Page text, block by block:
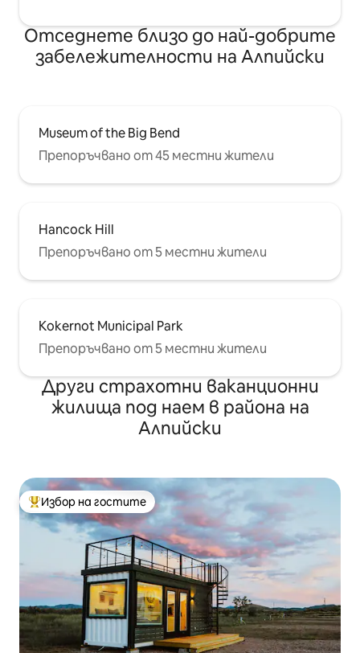
Отседнете близо до най-добрите
забележителности на Алпийски
Museum of the Big Bend
Препоръчвано от 45 местни жители
Hancock Hill
Препоръчвано от 5 местни жители
Kokernot Municipal Park
Препоръчвано от 5 местни жители
Други страхотни ваканционни
жилища под наем в района на
Алпийски
Най-популярен избор на гостите
Избор на гостите